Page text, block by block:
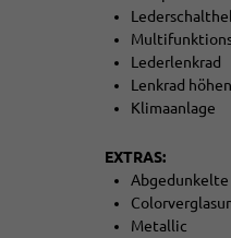
Lederlenkrad
Lenkrad
Klimaanlage
EXTRAS:
Metallic